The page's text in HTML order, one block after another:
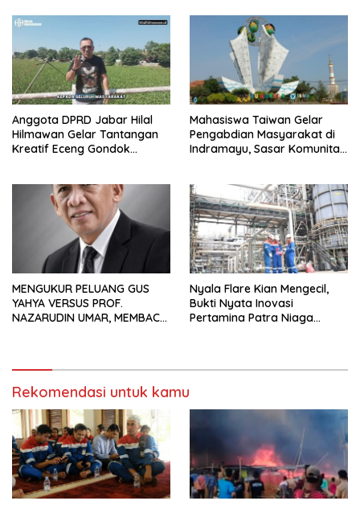
Anggota DPRD Jabar Hilal
Hilmawan Gelar Tantangan
Kreatif Eceng Gondok
Mahasiswa Taiwan Gelar
Pengabdian Masyarakat di
Indramayu, Sasar Komunitas
MENGUKUR PELUANG GUS
YAHYA VERSUS PROF.
NAZARUDIN UMAR, MEMBACA
Nyala Flare Kian Mengecil,
Bukti Nyata Inovasi
Pertamina Patra Niaga
Rekomendasi untuk kamu